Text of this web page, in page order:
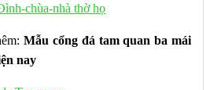
chùa-nhà thờ họ
Mẫu cổng đá tam quan ba mái
nay